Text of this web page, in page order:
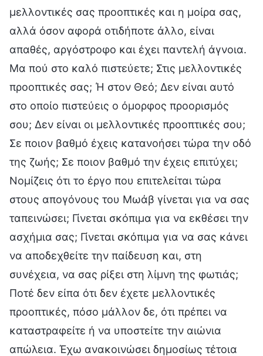
μελλοντικές σας προοπτικές και η μοίρα σας,
αλλά όσον αφορά οτιδήποτε άλλο, είναι
απαθές, αργόστροφο και έχει παντελή άγνοια.
Μα πού στο καλό πιστεύετε; Στις μελλοντικές
προοπτικές σας; Ή στον Θεό; Δεν είναι αυτό
στο οποίο πιστεύεις ο όμορφος προορισμός
σου; Δεν είναι οι μελλοντικές προοπτικές σου;
Σε ποιον βαθμό έχεις κατανοήσει τώρα την οδό
της ζωής; Σε ποιον βαθμό την έχεις επιτύχει;
Νομίζεις ότι το έργο που επιτελείται τώρα
στους απογόνους του Μωάβ γίνεται για να σας
ταπεινώσει; Γίνεται σκόπιμα για να εκθέσει την
ασχήμια σας; Γίνεται σκόπιμα για να σας κάνει
να αποδεχθείτε την παίδευση και, στη
συνέχεια, να σας ρίξει στη λίμνη της φωτιάς;
Ποτέ δεν είπα ότι δεν έχετε μελλοντικές
προοπτικές, πόσο μάλλον δε, ότι πρέπει να
καταστραφείτε ή να υποστείτε την αιώνια
απώλεια. Έχω ανακοινώσει δημοσίως τέτοια